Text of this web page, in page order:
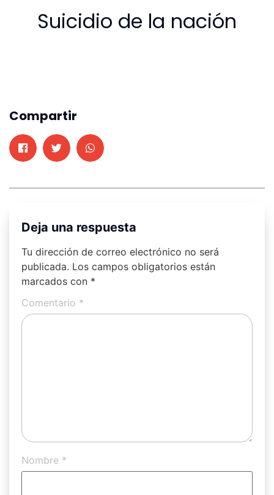
Suicidio de la nación
Compartir
Deja una respuesta
Tu dirección de correo electrónico no será
publicada. Los campos obligatorios están
marcados con *
Comentario *
Nombre *